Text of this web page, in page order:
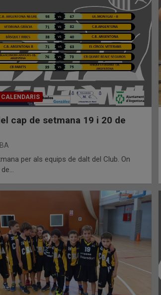
CALENDARIS
cap de setmana 19 i 20 de
per als equips de dalt del Club. On